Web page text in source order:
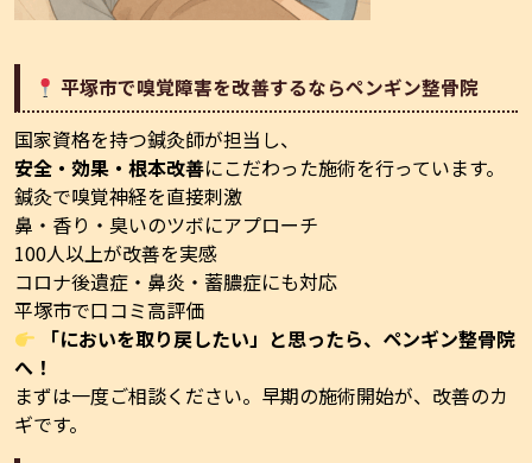
平塚市で嗅覚障害を改善するならペンギン整骨院
国家資格を持つ鍼灸師が担当し、
安全・効果・根本改善にこだわった施術を行っています。
鍼灸で嗅覚神経を直接刺激
鼻・香り・臭いのツボにアプローチ
100人以上が改善を実感
コロナ後遺症・鼻炎・蓄膿症にも対応
平塚市で口コミ高評価
「においを取り戻したい」と思ったら、ペンギン整骨院
へ！
まずは一度ご相談ください。早期の施術開始が、改善のカ
ギです。